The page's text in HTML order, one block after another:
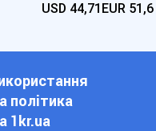
USD 44,71 EUR 51,6
політика
1kr.ua